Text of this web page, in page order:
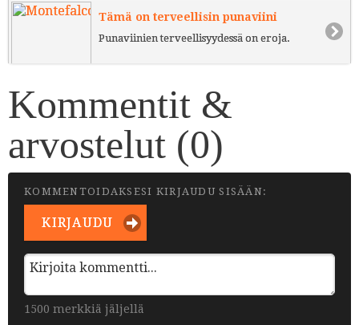
Tämä on terveellisin punaviini
Punaviinien terveellisyydessä on eroja.
Kommentit &
arvostelut (0)
KOMMENTOIDAKSESI KIRJAUDU SISÄÄN:
KIRJAUDU
1500 merkkiä jäljellä